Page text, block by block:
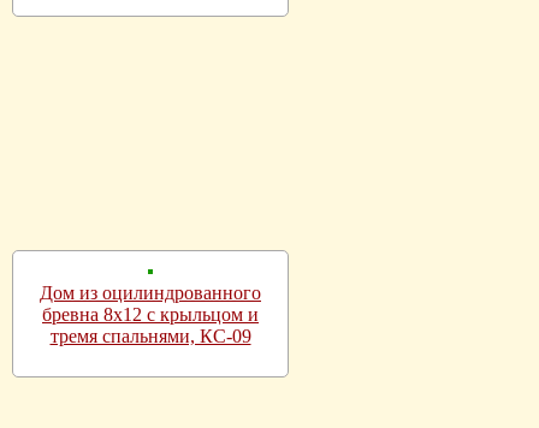
Дом из оцилиндрованного
бревна 8х12 с крыльцом и
тремя спальнями, КС-09